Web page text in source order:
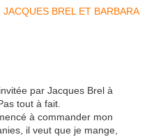
par Jacques Brel à
tout à fait.
à commander mon
il veut que je mange,